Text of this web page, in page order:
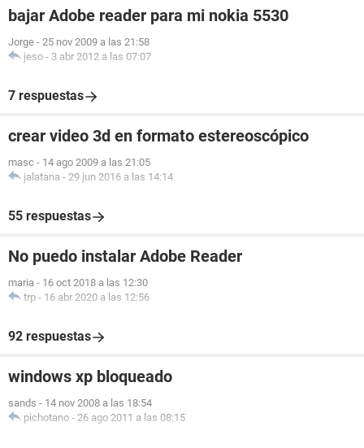
bajar Adobe reader para mi nokia 5530
Jorge - 25 nov 2009 a las 21:58
jeso - 3 abr 2012 a las 07:07
7 respuestas
crear video 3d en formato estereoscópico
masc - 14 ago 2009 a las 21:05
jalatana - 29 jun 2016 a las 14:14
55 respuestas
No puedo instalar Adobe Reader
maria - 16 oct 2018 a las 12:30
trp - 16 abr 2020 a las 12:56
92 respuestas
windows xp bloqueado
sands - 14 nov 2008 a las 18:54
pichotano - 26 ago 2011 a las 08:15